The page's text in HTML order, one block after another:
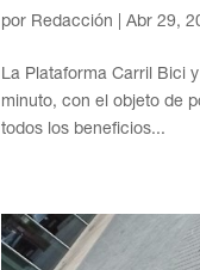
por Redacción |Abr 29,
La Plataforma Carril Bici
minuto, con el objeto de
todos los beneficios...